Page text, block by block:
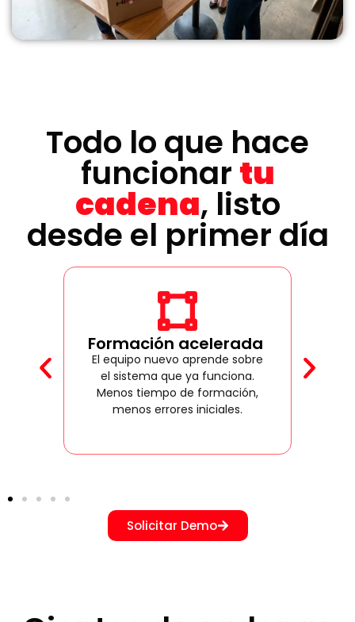
Todo lo que hace
funcionar tu
cadena, listo
desde el primer día
Formación acelerada
El equipo nuevo aprende sobre
el sistema que ya funciona.
Menos tiempo de formación,
menos errores iniciales.
Solicitar Demo